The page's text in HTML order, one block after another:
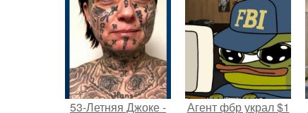
53-Летняя Джоке - Агент фбр украл $1